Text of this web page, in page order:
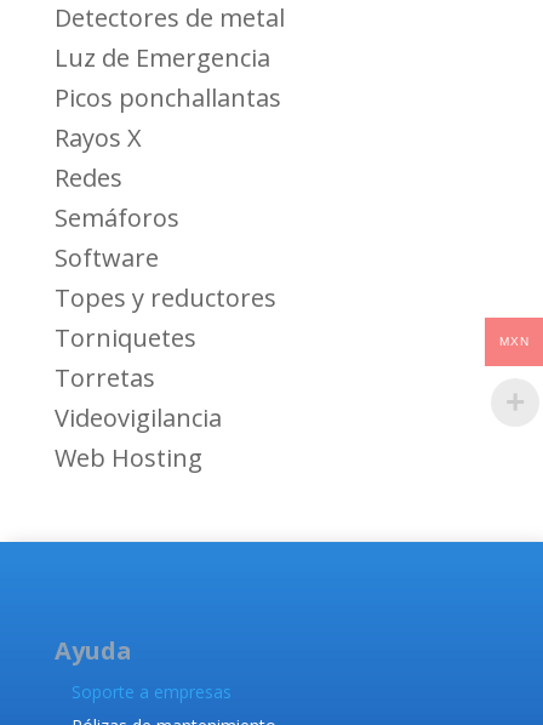
Detectores de metal
Luz de Emergencia
Picos ponchallantas
Rayos X
Redes
Semáforos
Software
Topes y reductores
Torniquetes
Torretas
Videovigilancia
Web Hosting
Ayuda
Soporte a empresas
MXN